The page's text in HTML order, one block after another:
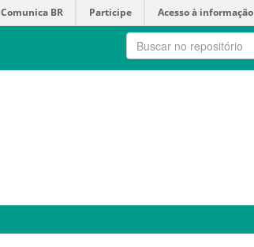
Comunica BR Participe Acesso à informação